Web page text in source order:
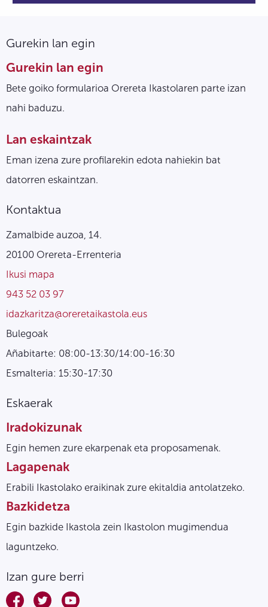
Gurekin lan egin
Gurekin lan egin
Bete goiko formularioa Orereta Ikastolaren parte izan
nahi baduzu.
Lan eskaintzak
Eman izena zure profilarekin edota nahiekin bat
datorren eskaintzan.
Kontaktua
Zamalbide auzoa, 14.
20100 Orereta-Errenteria
Ikusi mapa
943 52 03 97
idazkaritza@oreretaikastola.eus
Bulegoak
Añabitarte: 08:00-13:30/14:00-16:30
Esmalteria: 15:30-17:30
Eskaerak
Iradokizunak
Egin hemen zure ekarpenak eta proposamenak.
Lagapenak
Erabili Ikastolako eraikinak zure ekitaldia antolatzeko.
Bazkidetza
Egin bazkide Ikastola zein Ikastolon mugimendua
laguntzeko.
Izan gure berri